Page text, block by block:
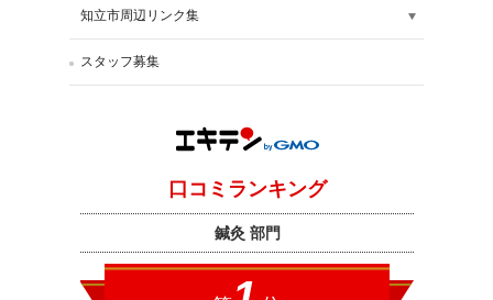
知立市周辺リンク集
スタッフ募集